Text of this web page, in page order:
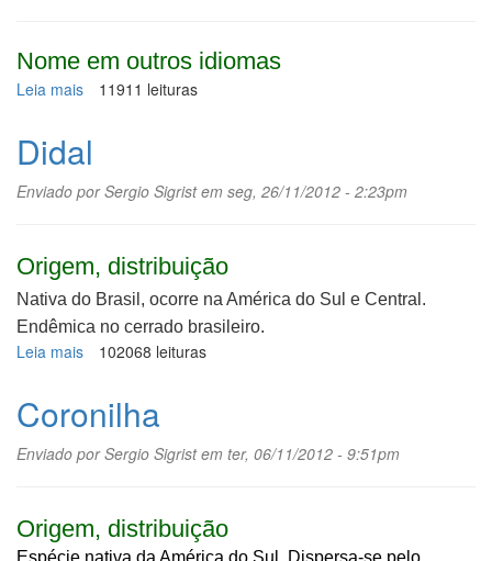
Nome em outros idiomas
Leia mais sobre
11911 leituras
Didal
Enviado porSergio Sigristem seg, 26/11/2012 - 2:23pm
Origem, distribuição
Nativa do Brasil, ocorre na América do Sul e Central.
Endêmica no cerrado brasileiro.
Leia mais sobre
102068 leituras
Coronilha
Enviado porSergio Sigristem ter, 06/11/2012 - 9:51pm
Origem, distribuição
Espécie nativa da América do Sul. Dispersa-se pelo